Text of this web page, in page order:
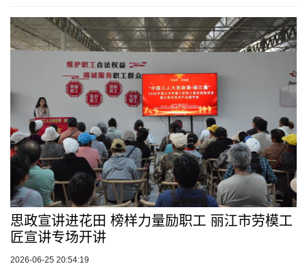
思政宣讲进花田 榜样力量励职工 丽江市劳模工
匠宣讲专场开讲
2026-06-25 20:54:19